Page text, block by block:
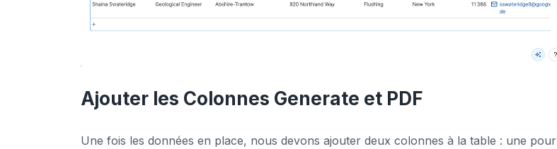
Ajouter les Colonnes Generate et PDF
Une fois les données en place, nous devons ajouter deux colonnes à la table : une pour